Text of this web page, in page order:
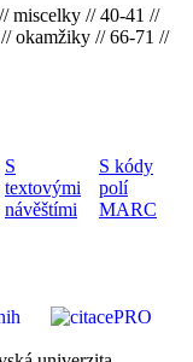
miscelky // 40-41 //
okamžiky // 66-71 //
S
textovými
návěštími
S kódy
polí
MARC